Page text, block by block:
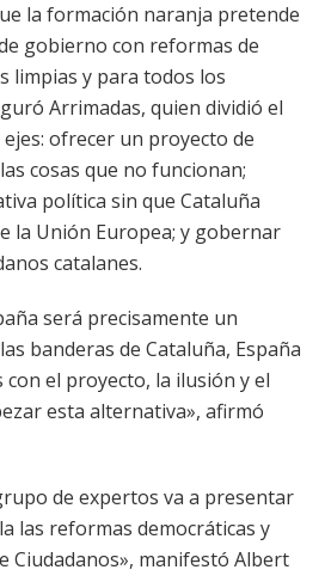
la formación naranja pretende
gobierno con reformas de
limpias y para todos los
Arrimadas, quien dividió el
ejes: ofrecer un proyecto de
cosas que no funcionan;
política sin que Cataluña
la Unión Europea; y gobernar
catalanes.
será precisamente un
banderas de Cataluña, España
con el proyecto, la ilusión y el
esta alternativa», afirmó
de expertos va a presentar
las reformas democráticas y
Ciudadanos», manifestó Albert